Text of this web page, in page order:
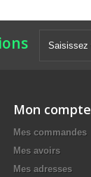
Mon compte
Mes commandes
Mes avoirs
Mes adresses